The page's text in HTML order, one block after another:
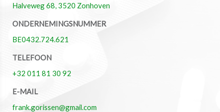
Halveweg 68, 3520 Zonhoven
ONDERNEMINGSNUMMER
BE0432.724.621
TELEFOON
+32 011 81 30 92
E-MAIL
frank.gorissen@gmail.com